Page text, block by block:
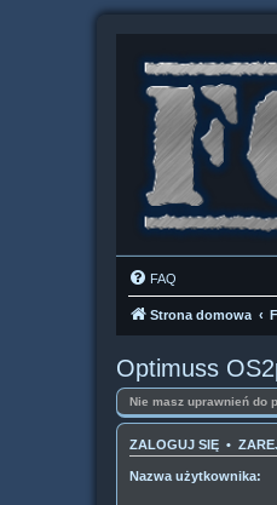
FAQ
Strona domowa
Optimuss
Nie masz uprawnień do
ZALOGUJ SIĘ •
Nazwa użytkownika: